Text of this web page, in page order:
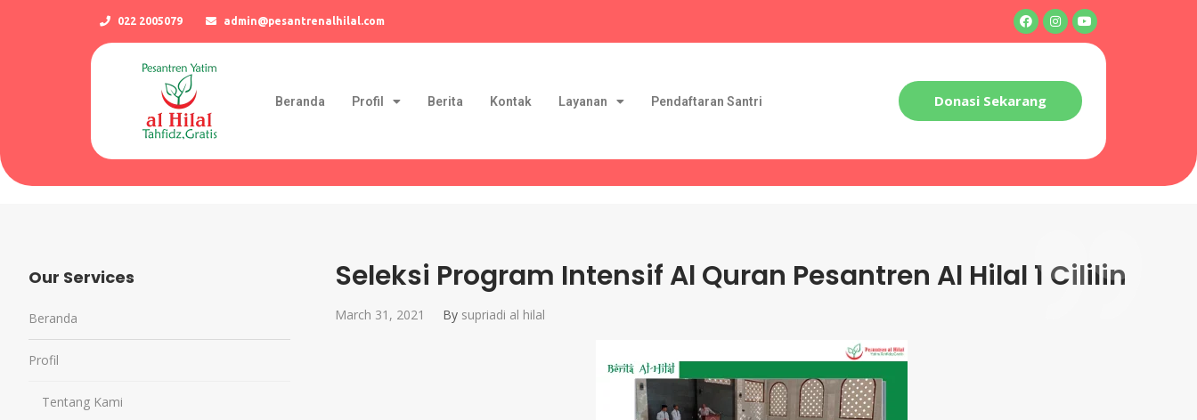
022 2005079 admin@pesantrenalhilal.com
Beranda Profil Berita Kontak Layanan Pendaftaran Santri Donasi Sekarang
Seleksi Program Intensif Al Quran Pesantren Al Hilal 1 Cililin
March 31, 2021 By supriadi al hilal
Our Services
Beranda
Profil
Tentang Kami